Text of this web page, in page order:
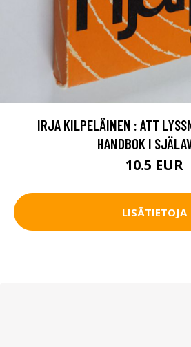
IRJA KILPELÄINEN : ATT
HANDBOK I
10.5 EUR
LISÄTIETOJA